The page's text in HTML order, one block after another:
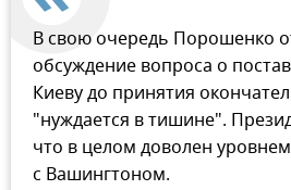
В свою очередь Порошенко
обсуждение вопроса о
Киеву до принятия
"нуждается в тишине".
что в целом доволен
с Вашингтоном.